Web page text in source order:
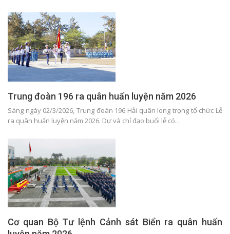
Trung đoàn 196 ra quân huấn luyện năm 2026
Sáng ngày 02/3/2026, Trung đoàn 196 Hải quân long trọng tổ chức Lễ
ra quân huấn luyện năm 2026. Dự và chỉ đạo buổi lễ có…
Cơ quan Bộ Tư lệnh Cảnh sát Biển ra quân huấn